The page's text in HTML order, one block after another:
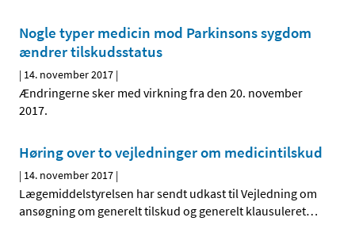
Nogle typer medicin mod Parkinsons sygdom
ændrer tilskudsstatus
| 14. november 2017 |
Ændringerne sker med virkning fra den 20. november
2017.
Høring over to vejledninger om medicintilskud
| 14. november 2017 |
Lægemiddelstyrelsen har sendt udkast til Vejledning om
ansøgning om generelt tilskud og generelt klausuleret…